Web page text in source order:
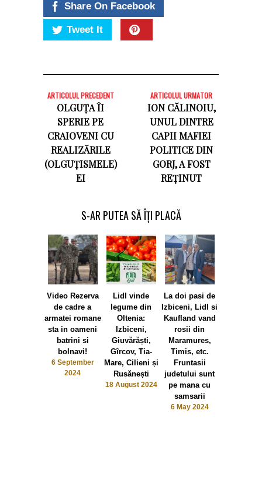
Share On Facebook
Tweet It
ARTICOLUL PRECEDENT
OLGUȚA ÎI
SPERIE PE
CRAIOVENI CU
REALIZĂRILE
(OLGUȚISMELE)
EI
ARTICOLUL URMATOR
ION CĂLINOIU,
UNUL DINTRE
CAPII MAFIEI
POLITICE DIN
GORJ, A FOST
REȚINUT
S-AR PUTEA SĂ ÎȚI PLACĂ
Video Rezerva
de cadre a
armatei romane
sta in oameni
batrini si
bolnavi!
6 September
2024
Lidl vinde
legume din
Oltenia:
Izbiceni,
Giuvărăști,
Gîrcov, Tia-
Mare, Cilieni și
Rusănești
18 August 2024
La doi pasi de
Izbiceni, Lidl si
Kaufland vand
rosii din
Maramures,
Timis, etc.
Fruntasii
judetului sunt
pe mana cu
samsarii
6 May 2024